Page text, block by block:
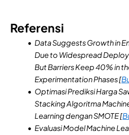
Referensi
Data Suggests Growth in
Due to Widespread
But Barriers Keep 40% in
Experimentation Phases [
Optimasi Prediksi Harga
Stacking Algoritma
Learning dengan SMOTE [
Evaluasi Model Machine